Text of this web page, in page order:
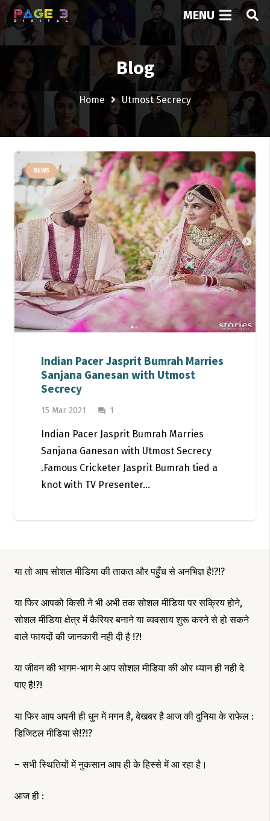
MENU
Blog
Home Utmost Secrecy
NEWS
Indian Pacer Jasprit Bumrah Marries
Sanjana Ganesan with Utmost
Secrecy
15 Mar 2021 question_answer 1
Indian Pacer Jasprit Bumrah Marries
Sanjana Ganesan with Utmost Secrecy
.Famous Cricketer Jasprit Bumrah tied a
knot with TV Presenter…
या तो आप सोशल मीडिया की ताकत और पहुँच से अनभिज्ञ है!?!?
या फिर आपको किसी ने भी अभी तक सोशल मीडिया पर सक्रिय होने,
सोशल मीडिया क्षेत्र में कैरियर बनाने या व्यवसाय शुरू करने से हो सकने
वाले फायदों की जानकारी नही दी है !?!
या जीवन की भागम-भाग मे आप सोशल मीडिया की ओर ध्यान ही नही दे
पाए है!?!
या फिर आप अपनी ही धुन में मगन है, बेखबर है आज की दुनिया के राफेल :
डिजिटल मीडिया से!?!?
– सभी स्थितियों में नुकसान आप ही के हिस्से में आ रहा है।
आज ही :